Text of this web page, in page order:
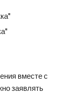
заявлять